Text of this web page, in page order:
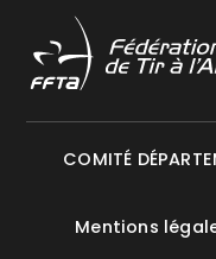
COMITÉ
Mentions